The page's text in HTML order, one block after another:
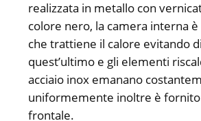
realizzata in metallo con
colore nero, la camera interna
che trattiene il calore evitando
quest’ultimo e gli elementi
acciaio inox emanano
uniformemente inoltre è
frontale.